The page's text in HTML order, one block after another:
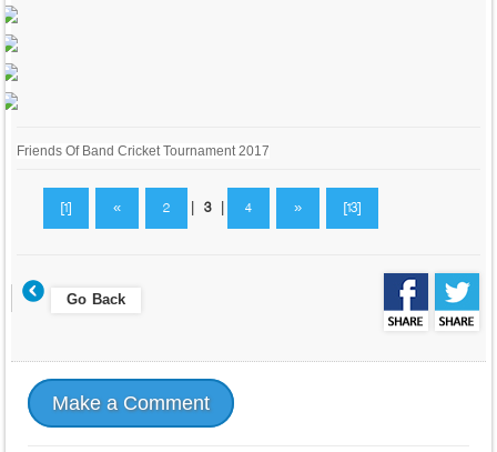
Friends Of Band Cricket Tournament 2017
[1] « 2 3| 4 » [13]
Go Back
Make a Comment